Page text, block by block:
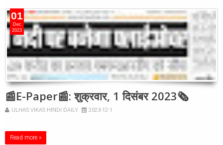
01
Dec
2023
📰E-Paper📰: शुक्रवार, 1 दिसंबर 2023🗞
ULHAS VIKAS HINDI DAILY 2023-12-1
Read more »